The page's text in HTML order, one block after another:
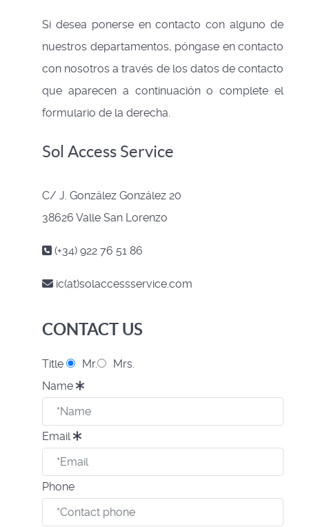
Si desea ponerse en contacto con alguno de
nuestros departamentos, póngase en contacto
con nosotros a través de los datos de contacto
que aparecen a continuación o complete el
formulario de la derecha.
Sol Access Service
C/ J. González González 20
38626 Valle San Lorenzo
(+34) 922 76 51 86
ic(at)solaccessservice.com
CONTACT US
Title Mr.
Mrs.
Name
Email
Phone